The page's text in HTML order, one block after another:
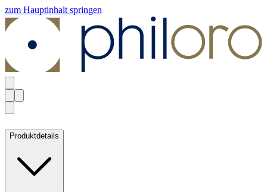
zum Hauptinhalt springen
Produktdetails